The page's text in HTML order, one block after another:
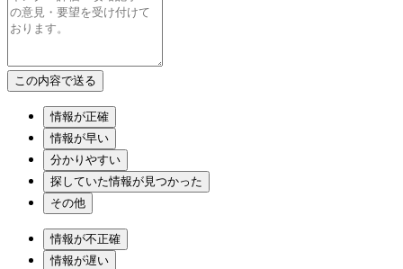
情報が正確
情報が早い
分かりやすい
探していた情報が見つかった
その他
情報が不正確
情報が遅い